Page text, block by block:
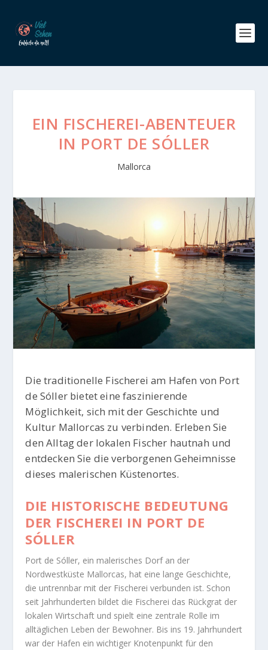
EIN FISCHEREI-ABENTEUER
IN PORT DE SÓLLER
Mallorca
Die traditionelle Fischerei am Hafen von Port
de Sóller bietet eine faszinierende
Möglichkeit, sich mit der Geschichte und
Kultur Mallorcas zu verbinden. Erleben Sie
den Alltag der lokalen Fischer hautnah und
entdecken Sie die verborgenen Geheimnisse
dieses malerischen Küstenortes.
DIE HISTORISCHE BEDEUTUNG
DER FISCHEREI IN PORT DE
SÓLLER
Port de Sóller, ein malerisches Dorf an der
Nordwestküste Mallorcas, hat eine lange Geschichte,
die untrennbar mit der Fischerei verbunden ist. Schon
seit Jahrhunderten bildet die Fischerei das Rückgrat der
lokalen Wirtschaft und spielt eine zentrale Rolle im
alltäglichen Leben der Bewohner. Bis ins 19. Jahrhundert
war der Hafen ein wichtiger Knotenpunkt für den